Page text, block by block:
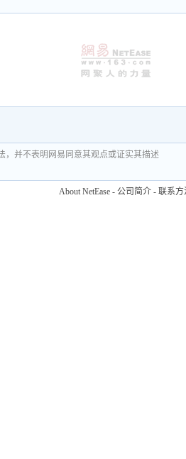
，并不表明网易同意其观点或证实其描述
About NetEase - 公司简介 - 联系方